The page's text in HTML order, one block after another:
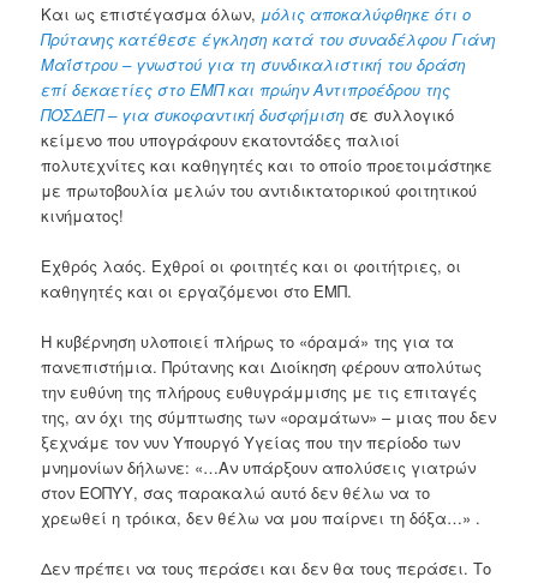
Και ως επιστέγασμα όλων, μόλις αποκαλύφθηκε ότι ο
Πρύτανης κατέθεσε έγκληση κατά του συναδέλφου Γιάνη
Μαΐστρου – γνωστού για τη συνδικαλιστική του δράση
επί δεκαετίες στο ΕΜΠ και πρώην Αντιπροέδρου της
ΠΟΣΔΕΠ – για συκοφαντική δυσφήμιση σε συλλογικό
κείμενο που υπογράφουν εκατοντάδες παλιοί
πολυτεχνίτες και καθηγητές και το οποίο προετοιμάστηκε
με πρωτοβουλία μελών του αντιδικτατορικού φοιτητικού
κινήματος!
Εχθρός λαός. Εχθροί οι φοιτητές και οι φοιτήτριες, οι
καθηγητές και οι εργαζόμενοι στο ΕΜΠ.
Η κυβέρνηση υλοποιεί πλήρως το «όραμά» της για τα
πανεπιστήμια. Πρύτανης και Διοίκηση φέρουν απολύτως
την ευθύνη της πλήρους ευθυγράμμισης με τις επιταγές
της, αν όχι της σύμπτωσης των «οραμάτων» – μιας που δεν
ξεχνάμε τον νυν Υπουργό Υγείας που την περίοδο των
μνημονίων δήλωνε: «…Αν υπάρξουν απολύσεις γιατρών
στον ΕΟΠΥΥ, σας παρακαλώ αυτό δεν θέλω να το
χρεωθεί η τρόικα, δεν θέλω να μου παίρνει τη δόξα…» .
Δεν πρέπει να τους περάσει και δεν θα τους περάσει. Το